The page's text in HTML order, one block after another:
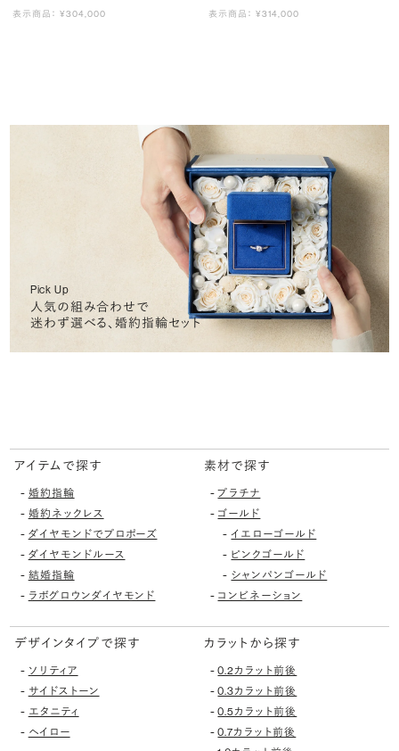
表示商品： ¥304,000 表示商品： ¥314,000
Pick Up
人気の組み合わせで
迷わず選べる、婚約指輪セット
アイテムで探す
- 婚約指輪
- 婚約ネックレス
- ダイヤモンドでプロポーズ
- ダイヤモンドルース
- 結婚指輪
- ラボグロウンダイヤモンド
素材で探す
-プラチナ
- ゴールド
-イエローゴールド
- ピンクゴールド
- シャンパンゴールド
- コンビネーション
デザインタイプで探す
- ソリティア
- サイドストーン
- エタニティ
- ヘイロー
カラットから探す
-0.2カラット前後
-0.3カラット前後
-0.5カラット前後
-0.7カラット前後